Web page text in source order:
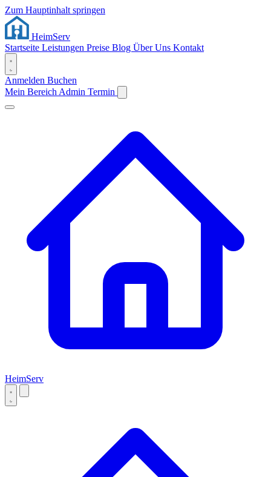
Zum Hauptinhalt springen
HeimServ
Startseite Leistungen Preise Blog Über Uns Kontakt
Anmelden Buchen
Mein Bereich Admin Termin
HeimServ